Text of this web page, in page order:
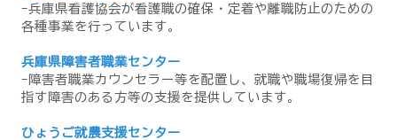
-兵庫県看護協会が看護職の確保・定着や離職防止のための
各種事業を行っています。
兵庫県障害者職業センター
-障害者職業カウンセラー等を配置し、就職や職場復帰を目
指す障害のある方等の支援を提供しています。
ひょうご就農支援センター